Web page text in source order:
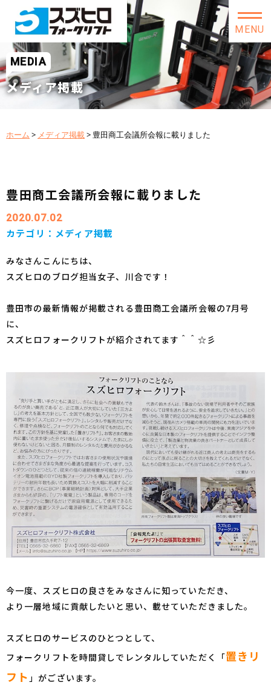
MENU
MEDIA
メディア掲載
ホーム > メディア掲載> 豊田商工会議所会報に載りました
豊田商工会議所会報に載りました
2020.07.02
カテゴリ： メディア掲載
みなさんこんにちは、
スズヒロのブログ担当女子、川合です！
豊田市の最新情報が掲載される豊田商工会議所会報の7月号
に、
スズヒロフォークリフトが紹介されてます＾＾☆彡
今一度、スズヒロの良さをみなさんに知っていただき、
より一層地域に貢献したいと思い、載せていただきました。
スズヒロのサービスのひとつとして、
フォークリフトを時間貸しでレンタルしていただく「置きリ
フト 」がございます。